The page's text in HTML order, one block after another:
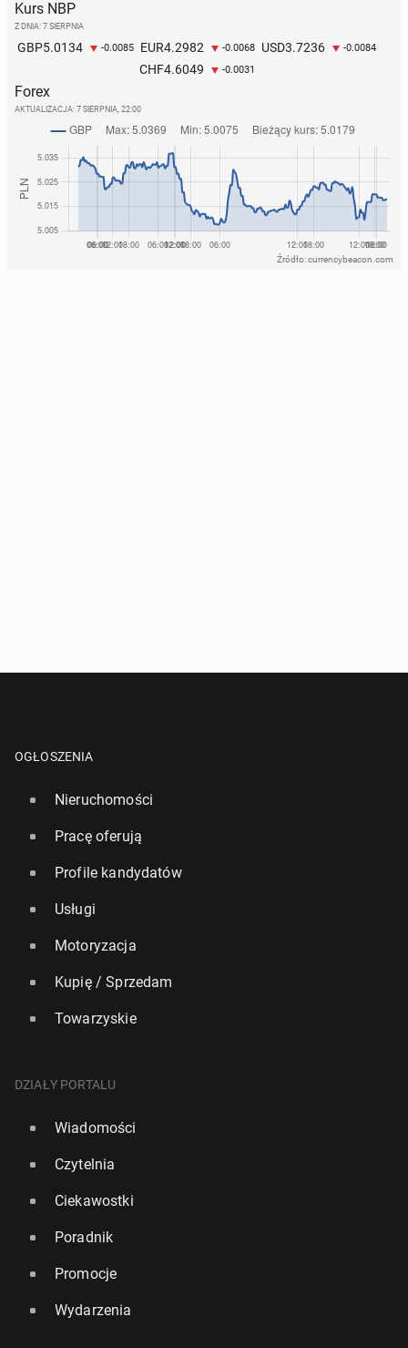
Kurs NBP
Z DNIA: 7 SIERPNIA
GBP5.0134 -0.0085 EUR4.2982 -0.0068 USD3.7236 -0.0084
CHF4.6049 -0.0031
Forex
AKTUALIZACJA: 7 SIERPNIA, 22:00
Źródło: currencybeacon.com
OGŁOSZENIA
Nieruchomości
Pracę oferują
Profile kandydatów
Usługi
Motoryzacja
Kupię / Sprzedam
Towarzyskie
DZIAŁY PORTALU
Wiadomości
Czytelnia
Ciekawostki
Poradnik
Promocje
Wydarzenia